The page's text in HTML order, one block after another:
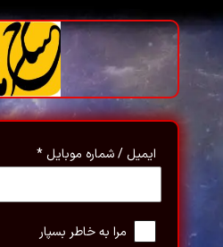
ورود
ایمیل / شماره موبایل*
مرا به خاطر بسپار